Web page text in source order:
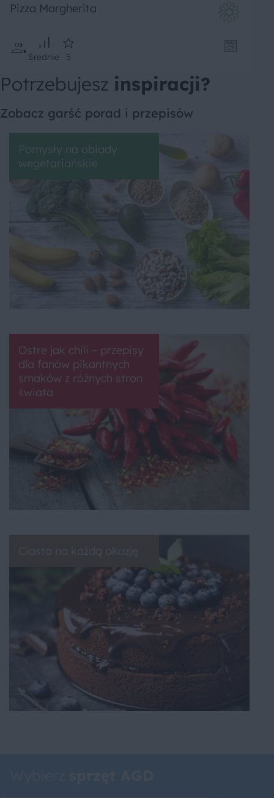
Pizza Margherita
Średnie 5
Potrzebujesz inspiracji?
Zobacz garść porad i przepisów
Pomysły na obiady
wegetariańskie
Ostre jak chili – przepisy
dla fanów pikantnych
smaków z różnych stron
świata